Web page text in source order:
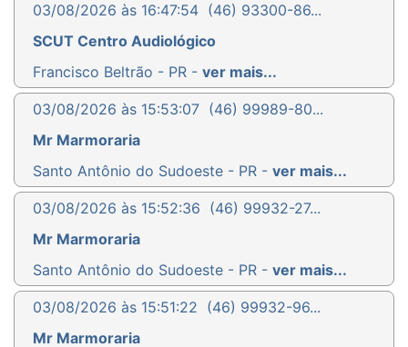
03/08/2026 às 16:47:54 (46) 93300-86...
SCUT Centro Audiológico
Francisco Beltrão - PR - ver mais...
03/08/2026 às 15:53:07 (46) 99989-80...
Mr Marmoraria
Santo Antônio do Sudoeste - PR - ver mais...
03/08/2026 às 15:52:36 (46) 99932-27...
Mr Marmoraria
Santo Antônio do Sudoeste - PR - ver mais...
03/08/2026 às 15:51:22 (46) 99932-96...
Mr Marmoraria